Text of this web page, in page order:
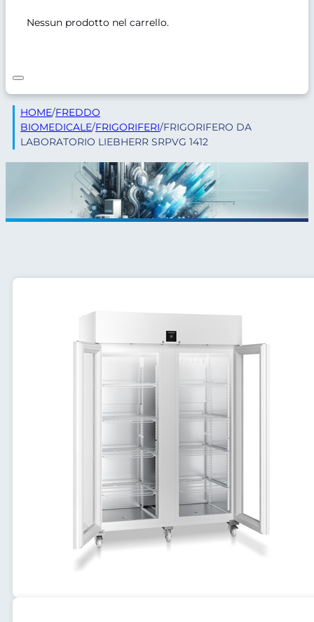
Nessun prodotto nel carrello.
HOME/FREDDO
BIOMEDICALE/FRIGORIFERI/FRIGORIFERO DA
LABORATORIO LIEBHERR SRPVG 1412